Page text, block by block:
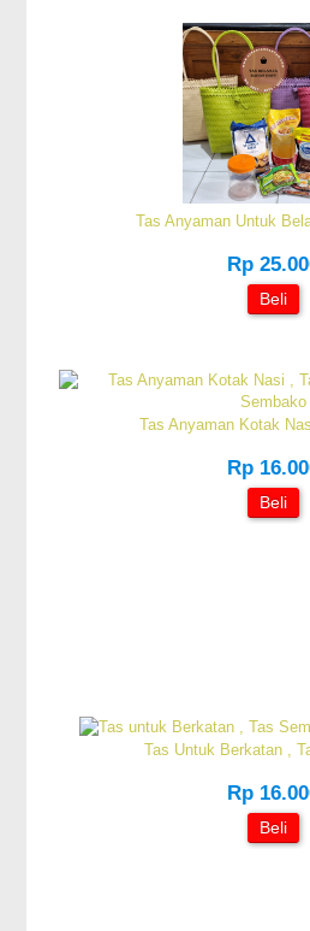
Tas Anyaman Untuk
Rp
Beli
Tas Anyaman Kotak
Rp
Beli
Tas Untuk Berkatan ,
Rp
Beli